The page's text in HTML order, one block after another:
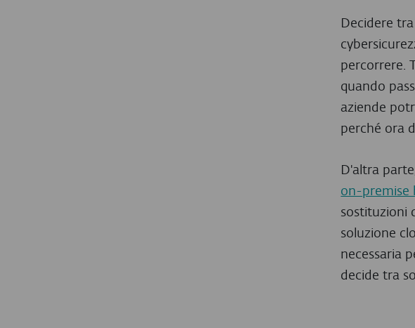
Decidere
percorrere.
quando
aziende
perché ora
D'altra
on-premise
sostituzioni
soluzione
necessaria
decide tra